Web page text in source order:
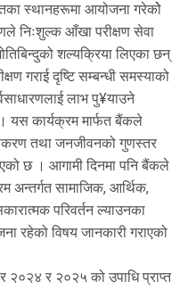
स्थानहरूमा आयोजना गरेकोे
निःशुल्क आँखा परीक्षण सेवा
शल्यक्रिया लिएका छन्
गराई दृष्टि सम्बन्धी समस्याको
लाभ पु¥याउने
। यस कार्यक्रम मार्फत बैंकले
तथा जनजीवनको गुणस्तर
छ । आगामी दिनमा पनि बैंकले
अन्तर्गत सामाजिक, आर्थिक,
परिवर्तन ल्याउनका
रहेको विषय जानकारी गराएको
२०२४ र २०२५ को उपाधि प्राप्त